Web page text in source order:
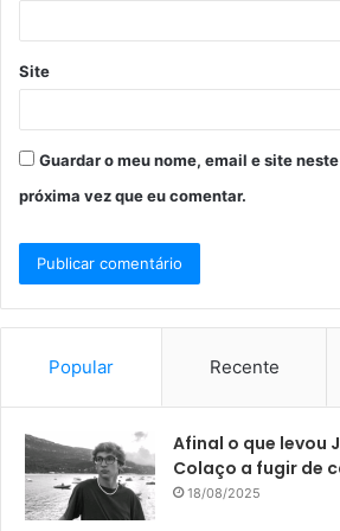
*
Site
Guardar o meu nome, email e site
próxima vez que eu comentar.
Popular Recente
Afinal o que levou
Colaço a fugir de
18/08/2025